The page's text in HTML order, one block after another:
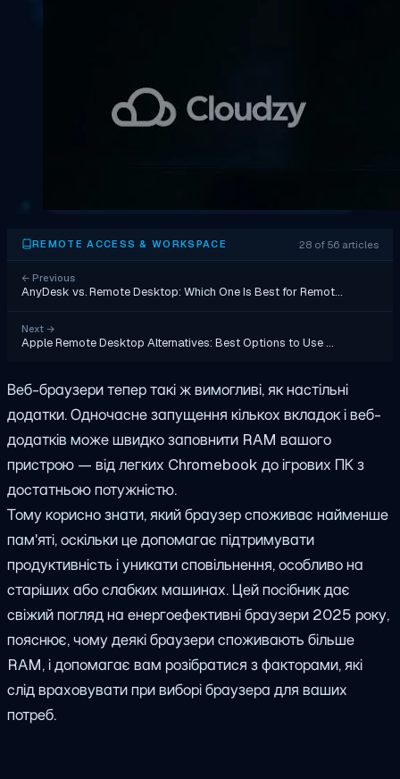
REMOTE ACCESS & WORKSPACE 28 of 56 articles
← Previous
AnyDesk vs. Remote Desktop: Which One Is Best for Remot…
Next →
Apple Remote Desktop Alternatives: Best Options to Use …
Веб-браузери тепер такі ж вимогливі, як настільні
додатки. Одночасне запущення кількох вкладок і веб-
додатків може швидко заповнити RAM вашого
пристрою — від легких Chromebook до ігрових ПК з
достатньою потужністю.
Тому корисно знати, який браузер споживає найменше
пам'яті, оскільки це допомагає підтримувати
продуктивність і уникати сповільнення, особливо на
старіших або слабких машинах. Цей посібник дає
свіжий погляд на енергоефективні браузери 2025 року,
пояснює, чому деякі браузери споживають більше
RAM, і допомагає вам розібратися з факторами, які
слід враховувати при виборі браузера для ваших
потреб.